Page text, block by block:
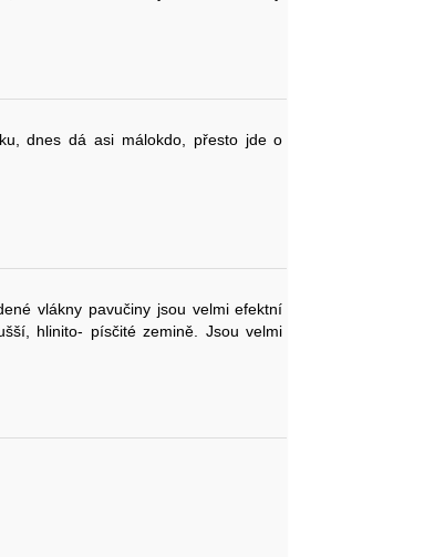
dnes dá asi málokdo, přesto jde o
vlákny pavučiny jsou velmi efektní
hlinito- písčité zemině. Jsou velmi